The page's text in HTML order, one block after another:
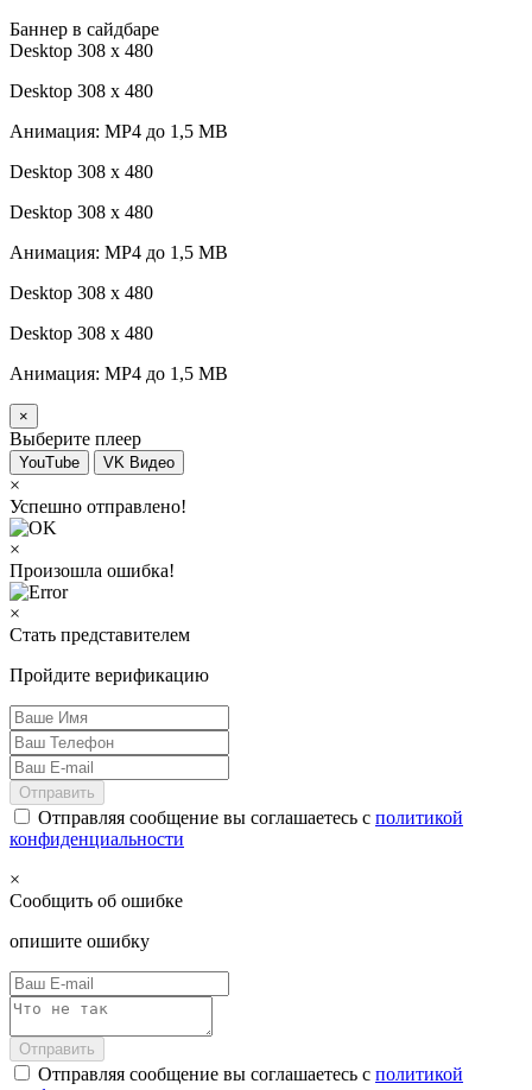
Баннер в сайдбаре
Desktop 308 х 480
Desktop 308 х 480
Анимация: MP4 до 1,5 MB
Desktop 308 х 480
Desktop 308 х 480
Анимация: MP4 до 1,5 MB
Desktop 308 х 480
Desktop 308 х 480
Анимация: MP4 до 1,5 MB
×
Выберите плеер
YouTube VK Видео
×
Успешно отправлено!
×
Произошла ошибка!
×
Стать представителем
Пройдите верификацию
Отправить
Отправляя сообщение вы соглашаетесь с политикой
конфиденциальности
×
Сообщить об ошибке
опишите ошибку
Отправить
Отправляя сообщение вы соглашаетесь с политикой